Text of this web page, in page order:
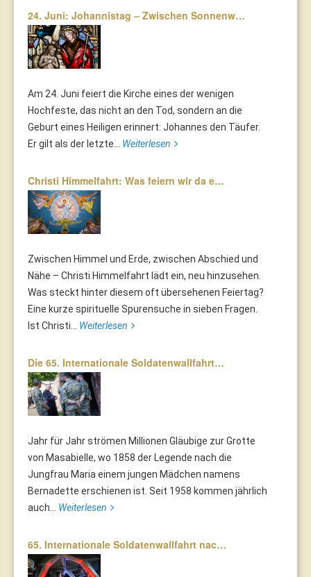
24. Juni: Johannistag – Zwischen Sonnenw…
Am 24. Juni feiert die Kirche eines der wenigen
Hochfeste, das nicht an den Tod, sondern an die
Geburt eines Heiligen erinnert: Johannes den Täufer.
Er gilt als der letzte... Weiterlesen
Christi Himmelfahrt: Was feiern wir da e…
Zwischen Himmel und Erde, zwischen Abschied und
Nähe – Christi Himmelfahrt lädt ein, neu hinzusehen.
Was steckt hinter diesem oft übersehenen Feiertag?
Eine kurze spirituelle Spurensuche in sieben Fragen.
Ist Christi... Weiterlesen
Die 65. Internationale Soldatenwallfahrt…
Jahr für Jahr strömen Millionen Gläubige zur Grotte
von Masabielle, wo 1858 der Legende nach die
Jungfrau Maria einem jungen Mädchen namens
Bernadette erschienen ist. Seit 1958 kommen jährlich
auch... Weiterlesen
65. Internationale Soldatenwallfahrt nac…